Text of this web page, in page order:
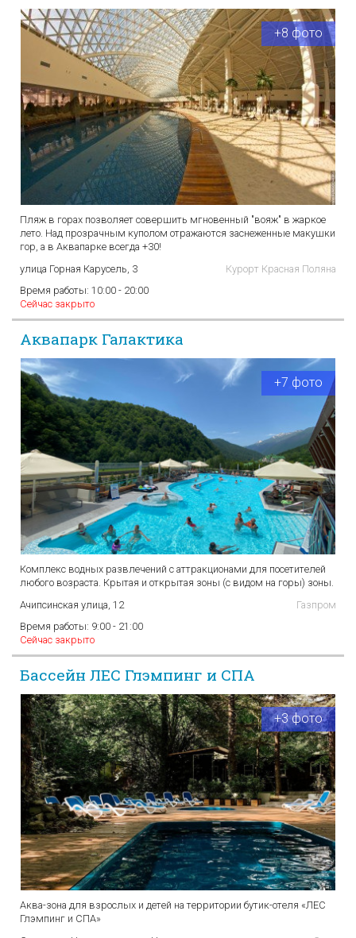
+8 фото
Пляж в горах позволяет совершить мгновенный "вояж" в жаркое
лето. Над прозрачным куполом отражаются заснеженные макушки
гор, а в Аквапарке всегда +30!
улица Горная Карусель, 3
Курорт Красная Поляна
Время работы: 10:00 - 20:00
Сейчас закрыто
Аквапарк Галактика
+7 фото
Комплекс водных развлечений с аттракционами для посетителей
любого возраста. Крытая и открытая зоны (с видом на горы) зоны.
Ачипсинская улица, 12
Газпром
Время работы: 9:00 - 21:00
Сейчас закрыто
Бассейн ЛЕС Глэмпинг и СПА
+3 фото
Аква-зона для взрослых и детей на территории бутик-отеля «ЛЕС
Глэмпинг и СПА»